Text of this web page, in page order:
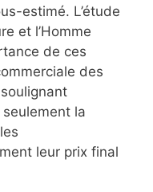
estimé. L’étude
et l’Homme
de ces
des
la
leur prix final